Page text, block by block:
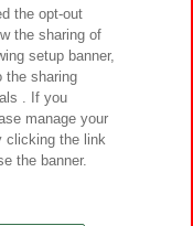
ご質問・お問い合わせ
Inc.
Inc.
the opt-out
the sharing of
setup banner,
the sharing
. If you
manage your
clicking the link
the banner.